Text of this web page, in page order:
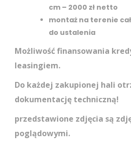
cm – 2000 zł netto
montaż na terenie
do ustalenia
Możliwość finansowania
leasingiem.
Do każdej zakupionej hali
dokumentację techniczną!
przedstawione zdjęcia są
poglądowymi.